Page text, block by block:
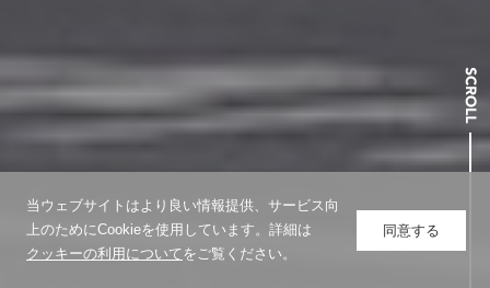
当ウェブサイトはより良い情報提供、サービス向
上のためにCookieを使用しています。詳細は
クッキーの利用についてをご覧ください。
同意する